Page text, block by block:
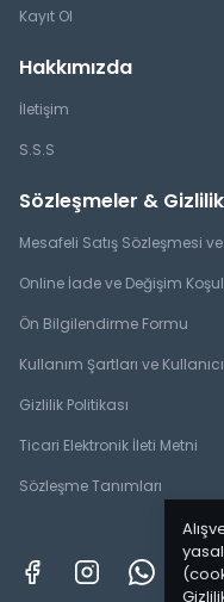
Kayıt Ol
Hakkımızda
İletişim
S.S.S
Sözleşmeler & Gizlilik
Mesafeli Satış Sözleşmesi
Online İade ve Değişim
Ön Bilgilendirme Formu
Kullanım Şartları ve
Gizlilik Politikası
Ticari Elektronik İleti Metni
Sözleşme Tanımları